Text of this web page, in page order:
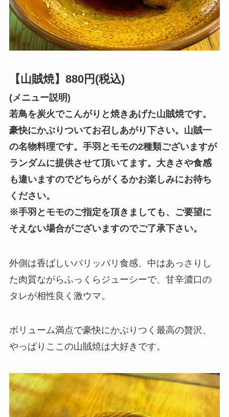
【山賊焼】880円(税込)
(メニュー説明)
若鳥を炭火でこんがりと焼きあげた山賊焼です。
豪快にかぶりついてお召しあがり下さい。山賊一
の名物料理です。手羽とモモの2種類ございますが
ランダムに提供させて頂いてます。大きさや食感
も違いますのでどちらがくるかお楽しみにお待ち
ください。
※手羽とモモのご指定を頂きましても、ご要望に
そえない場合がございますのでご了承下さい。
外側は香ばしいパリッパリ食感、中はあっさりし
た肉質ながらふっくらジューシーで、甘辛濃口の
タレが相性良く激ウマ。
ボリューム満点で豪快にかぶりつく最高の贅沢、
やっぱりここの山賊焼は大好きです。